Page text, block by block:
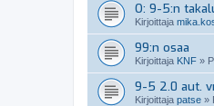
O: 9-5:n
Kirjoittaja
99:n osaa
Kirjoittaja KNF »
9-5 2.0 aut.
Kirjoittaja patse »